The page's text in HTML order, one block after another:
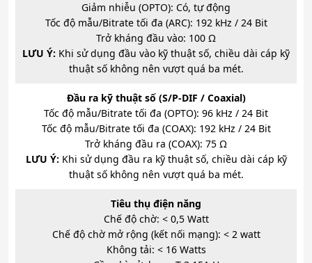
Giảm nhiễu (OPTO): Có, tự động
Tốc độ mẫu/Bitrate tối đa (ARC): 192 kHz / 24 Bit
Trở kháng đầu vào: 100 Ω
LƯU Ý: Khi sử dụng đầu vào kỹ thuật số, chiều dài cáp kỹ
thuật số không nên vượt quá ba mét.
Đầu ra kỹ thuật số (S/P-DIF / Coaxial)
Tốc độ mẫu/Bitrate tối đa (OPTO): 96 kHz / 24 Bit
Tốc độ mẫu/Bitrate tối đa (COAX): 192 kHz / 24 Bit
Trở kháng đầu ra (COAX): 75 Ω
LƯU Ý: Khi sử dụng đầu ra kỹ thuật số, chiều dài cáp kỹ
thuật số không nên vượt quá ba mét.
Tiêu thụ điện năng
Chế độ chờ: < 0,5 Watt
Chế độ chờ mở rộng (kết nối mạng): < 2 watt
Không tải: < 16 Watts